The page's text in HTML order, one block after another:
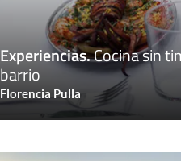
Experiencias.Cocina sin
barrio
Florencia Pulla